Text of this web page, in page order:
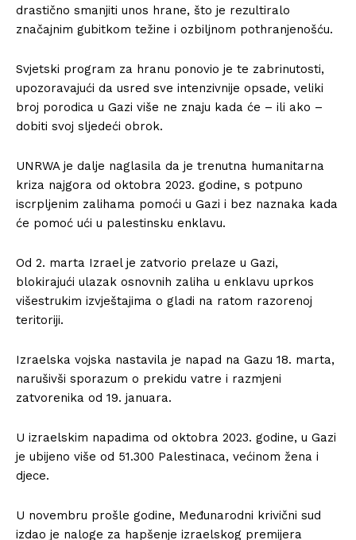
drastično smanjiti unos hrane, što je rezultiralo
značajnim gubitkom težine i ozbiljnom pothranjenošću.
Svjetski program za hranu ponovio je te zabrinutosti,
upozoravajući da usred sve intenzivnije opsade, veliki
broj porodica u Gazi više ne znaju kada će – ili ako –
dobiti svoj sljedeći obrok.
UNRWA je dalje naglasila da je trenutna humanitarna
kriza najgora od oktobra 2023. godine, s potpuno
iscrpljenim zalihama pomoći u Gazi i bez naznaka kada
će pomoć ući u palestinsku enklavu.
Od 2. marta Izrael je zatvorio prelaze u Gazi,
blokirajući ulazak osnovnih zaliha u enklavu uprkos
višestrukim izvještajima o gladi na ratom razorenoj
teritoriji.
Izraelska vojska nastavila je napad na Gazu 18. marta,
narušivši sporazum o prekidu vatre i razmjeni
zatvorenika od 19. januara.
U izraelskim napadima od oktobra 2023. godine, u Gazi
je ubijeno više od 51.300 Palestinaca, većinom žena i
djece.
U novembru prošle godine, Međunarodni krivični sud
izdao je naloge za hapšenje izraelskog premijera